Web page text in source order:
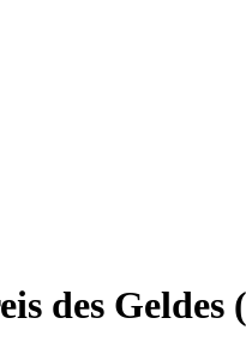
des Geldes